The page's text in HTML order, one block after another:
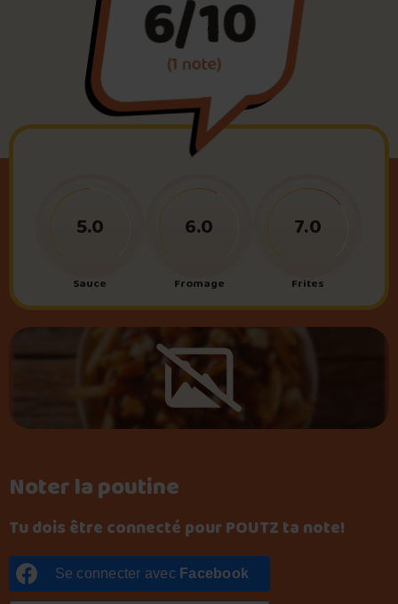
Foire aux questions
Me connecter
6/10
(1 note)
Noter la poutine
Tu dois être connecté pour POUTZ ta note!
Se connecter avec Facebook
Sauce
5.0
Fromage
6.0
Frites
7.0